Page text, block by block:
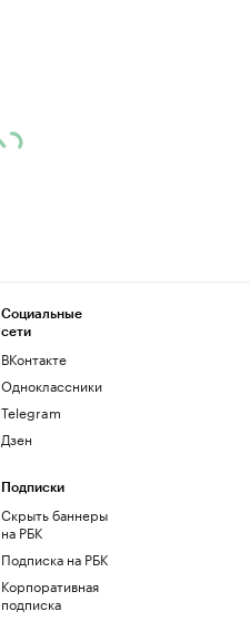
Социальные
сети
ВКонтакте
Одноклассники
Telegram
Дзен
Подписки
Скрыть баннеры
на РБК
Подписка на РБК
Корпоративная
подписка